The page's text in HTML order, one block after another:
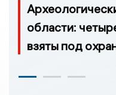
области:
взяты под